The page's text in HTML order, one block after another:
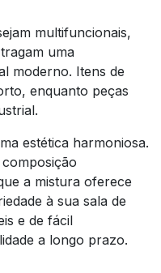
multifuncionais,
uma
moderno. Itens de
enquanto peças
estética harmoniosa.
a mistura oferece
à sua sala de
e de fácil
a longo prazo.